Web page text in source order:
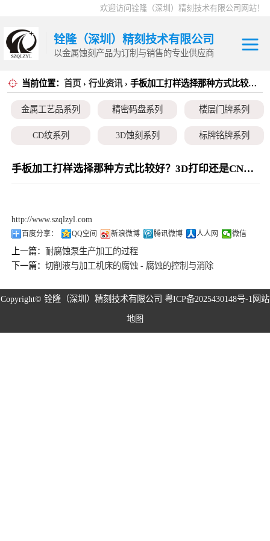
欢迎访问铨隆（深圳）精刻技术有限公司网站！
铨隆（深圳）精刻技术有限公司
以金属蚀刻产品为订制与销售的专业供应商
当前位置： 首页 › 行业资讯› 手板加工打样选择那种方式比较好？3D打印还是CNC加工
金属工艺品系列 精密码盘系列 楼层门牌系列
CD纹系列 3D蚀刻系列 标牌铭牌系列
超薄垫片系列 磁性治具钢片系列 弹片系列
手板加工打样选择那种方式比较好？3D打印还是CNC加工
http://www.szqlzyl.com
百度分享： QQ空间 新浪微博 腾讯微博 人人网 微信
上一篇： 耐腐蚀泵生产加工的过程
下一篇：切削液与加工机床的腐蚀 - 腐蚀的控制与消除
Copyright© 铨隆（深圳）精刻技术有限公司 粤ICP备2025430148号-1 网站
地图
金属工艺品系列
精密码盘系列
CD纹系列
标牌铭牌系列
超薄垫片系列
磁性治具钢片系